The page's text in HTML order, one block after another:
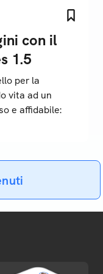
con il
1.5
per la
vita ad un
e affidabile: